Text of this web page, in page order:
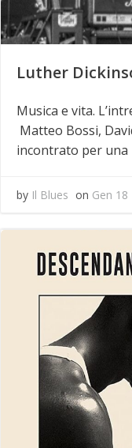
Luther
Musica e vita.
Matteo Bossi,
incontrato per
by Il Blues on Gen 18